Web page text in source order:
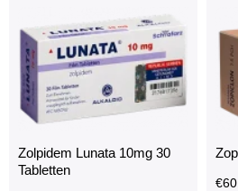
Zolpidem Lunata 10mg 30
Tabletten
€